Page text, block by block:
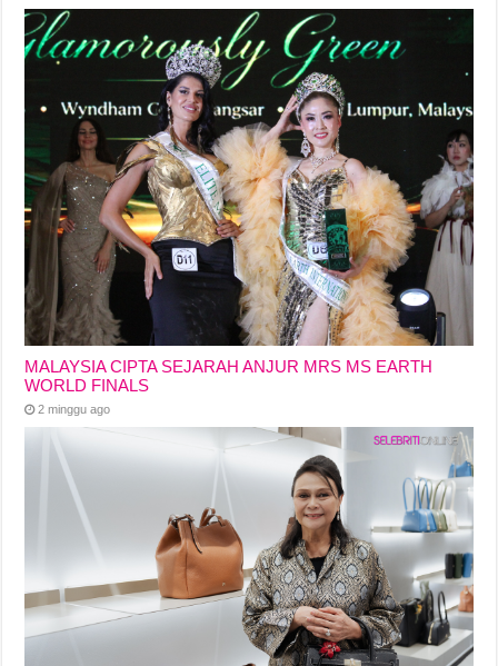
MALAYSIA CIPTA SEJARAH ANJUR MRS MS EARTH
WORLD FINALS
2 minggu ago